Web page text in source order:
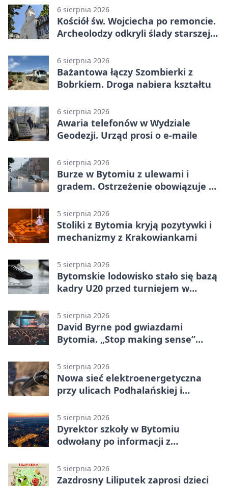
6 sierpnia 2026
Kościół św. Wojciecha po remoncie.
Archeolodzy odkryli ślady starszej
6 sierpnia 2026
Bażantowa łączy Szombierki z
Bobrkiem. Droga nabiera kształtu
6 sierpnia 2026
Awaria telefonów w Wydziale
Geodezji. Urząd prosi o e-maile
6 sierpnia 2026
Burze w Bytomiu z ulewami i
gradem. Ostrzeżenie obowiązuje do
5 sierpnia 2026
Stoliki z Bytomia kryją pozytywki i
mechanizmy z Krakowiankami
5 sierpnia 2026
Bytomskie lodowisko stało się bazą
kadry U20 przed turniejem w
5 sierpnia 2026
David Byrne pod gwiazdami
Bytomia. „Stop making sense”
5 sierpnia 2026
Nowa sieć elektroenergetyczna
przy ulicach Podhalańskiej i
5 sierpnia 2026
Dyrektor szkoły w Bytomiu
odwołany po informacji z
5 sierpnia 2026
Zazdrosny Liliputek zaprosi dzieci